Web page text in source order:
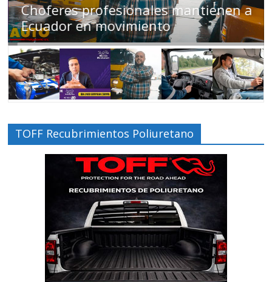
Choferes profesionales mantienen a
Ecuador en movimiento
TOFF Recubrimientos Poliuretano